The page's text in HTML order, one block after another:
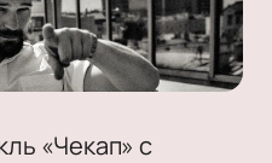
«Чекап» с